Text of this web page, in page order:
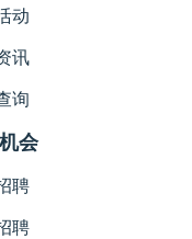
动
讯
询
会
聘
聘